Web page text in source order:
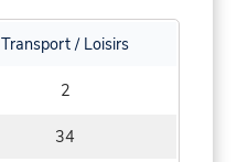
Transport / Loisirs
2
34